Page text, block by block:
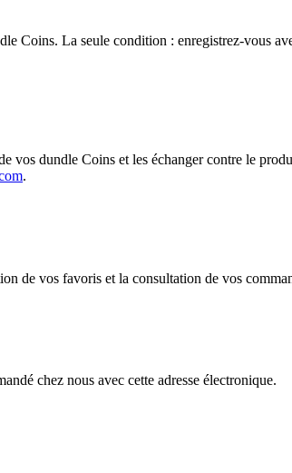
Coins. La seule condition : enregistrez-vous
vos dundle Coins et les échanger contre le
.
de vos favoris et la consultation de vos
chez nous avec cette adresse électronique.